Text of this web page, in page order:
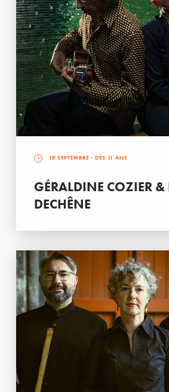
18 SEPTEMBRE - DÈS 11 ANS
GÉRALDINE COZIER
DECHÊNE